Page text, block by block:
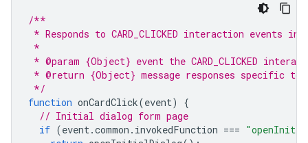
/**
* Responds to CARD_CLICKED interaction events in
*
* @param {Object} event the CARD_CLICKED
* @return {Object} message responses specific
*/
function onCardClick(event)
{
// Initial dialog form page
if (event.common . invokedFunction ===